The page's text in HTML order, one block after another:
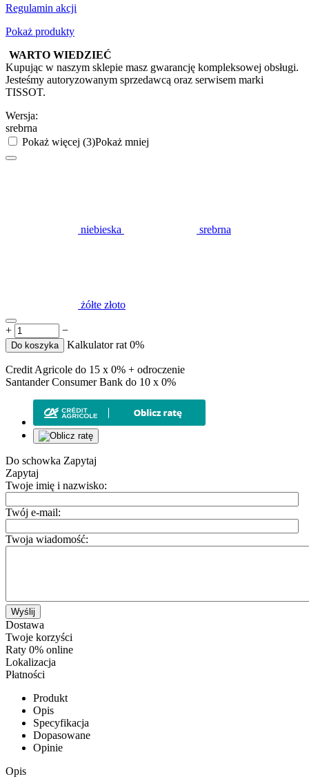
Regulamin akcji
Pokaż produkty
WARTO WIEDZIEĆ
Kupując w naszym sklepie masz gwarancję kompleksowej obsługi.
Jesteśmy autoryzowanym sprzedawcą oraz serwisem marki
TISSOT.
Wersja:
srebrna
Pokaż więcej (3)Pokaż mniej
niebieska srebrna
żółte złoto
+ −
Do koszyka Kalkulator rat 0%
Credit Agricole do 15 x 0% + odroczenie
Santander Consumer Bank do 10 x 0%
Do schowka Zapytaj
Zapytaj
Twoje imię i nazwisko:
Twój e-mail:
Twoja wiadomość:
Wyślij
Dostawa
Twoje korzyści
Raty 0% online
Lokalizacja
Płatności
Produkt
Opis
Specyfikacja
Dopasowane
Opinie
Opis